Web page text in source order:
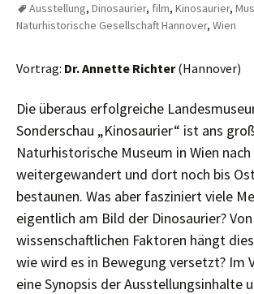
Ausstellung, Dinosaurier, film, Kinosaurier,
Naturhistorische Gesellschaft Hannover, Wien
Vortrag: Dr. Annette Richter(Hannover)
Die überaus erfolgreiche
Sonderschau „Kinosaurier“ ist ans
Naturhistorische Museum in Wien
weitergewandert und dort noch bis
bestaunen. Was aber fasziniert viele
eigentlich am Bild der Dinosaurier?
wissenschaftlichen Faktoren hängt
wie wird es in Bewegung versetzt? Im
eine Synopsis der Ausstellungsinhalte